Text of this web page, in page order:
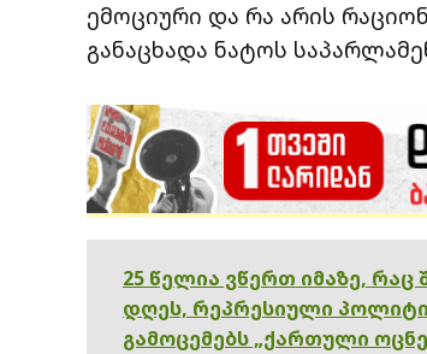
ემოციური და რა არის
განაცხადა ნატოს
25 წელია ვწერთ იმაზე, რაც
დღეს, რეპრესიული
გამოცემებს „ქართული